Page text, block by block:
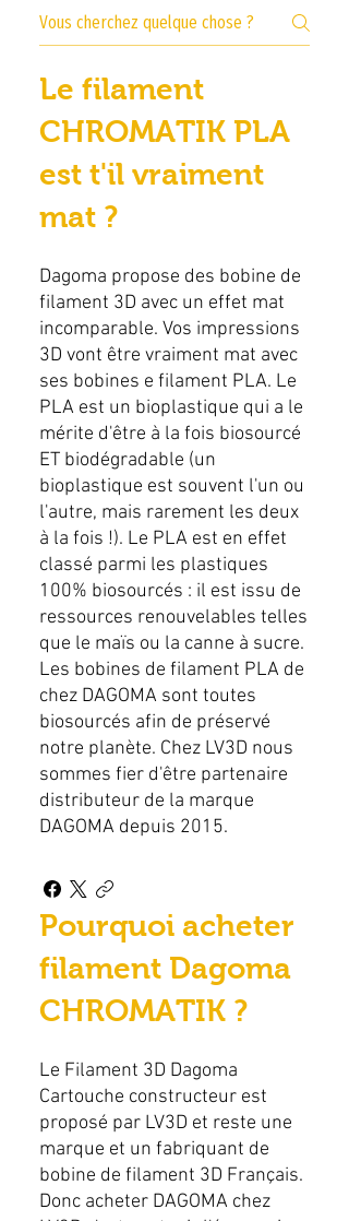
Le filament
CHROMATIK PLA
est t'il vraiment
mat ?
Dagoma propose des bobine de
filament 3D avec un effet mat
incomparable. Vos impressions
3D vont être vraiment mat avec
ses bobines e filament PLA. Le
PLA est un bioplastique qui a le
mérite d'être à la fois biosourcé
ET biodégradable (un
bioplastique est souvent l'un ou
l'autre, mais rarement les deux
à la fois !). Le PLA est en effet
classé parmi les plastiques
100% biosourcés : il est issu de
ressources renouvelables telles
que le maïs ou la canne à sucre.
Les bobines de filament PLA de
chez DAGOMA sont toutes
biosourcés afin de préservé
notre planète. Chez LV3D nous
sommes fier d'être partenaire
distributeur de la marque
DAGOMA depuis 2015.
Pourquoi acheter
filament Dagoma
CHROMATIK ?
Le Filament 3D Dagoma
Cartouche constructeur est
proposé par LV3D et reste une
marque et un fabriquant de
bobine de filament 3D Français.
Donc acheter DAGOMA chez